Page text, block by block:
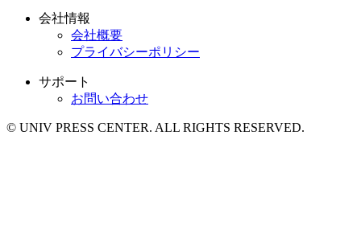
会社情報
会社概要
プライバシーポリシー
サポート
お問い合わせ
© UNIV PRESS CENTER. ALL RIGHTS RESERVED.